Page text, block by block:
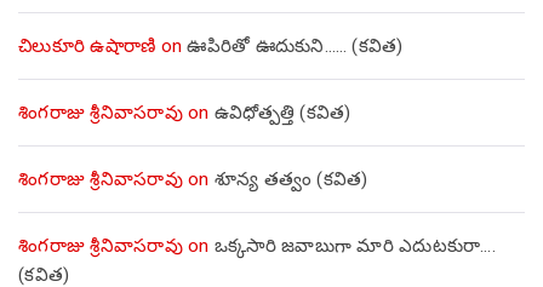
చిలుకూరి ఉషారాణి onఊపిరితో ఊదుకుని…… (కవిత)
శింగరాజు శ్రీనివాసరావుon ఉవిధోత్పత్తి (కవిత)
శింగరాజు శ్రీనివాసరావుon శూన్య తత్వం (కవిత)
శింగరాజు శ్రీనివాసరావుon ఒక్కసారి జవాబుగా మారి ఎదుటకురా….
(కవిత)